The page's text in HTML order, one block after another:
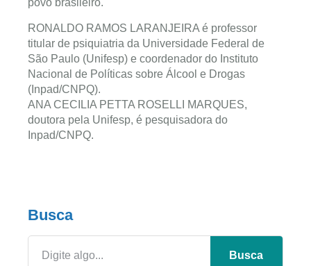
povo brasileiro.
RONALDO RAMOS LARANJEIRA é professor
titular de psiquiatria da Universidade Federal de
São Paulo (Unifesp) e coordenador do Instituto
Nacional de Políticas sobre Álcool e Drogas
(Inpad/CNPQ).
ANA CECILIA PETTA ROSELLI MARQUES,
doutora pela Unifesp, é pesquisadora do
Inpad/CNPQ.
Busca
Busca